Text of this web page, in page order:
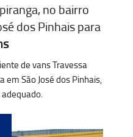
no bairro
dos Pinhais para
de vans Travessa
em São José dos Pinhais,